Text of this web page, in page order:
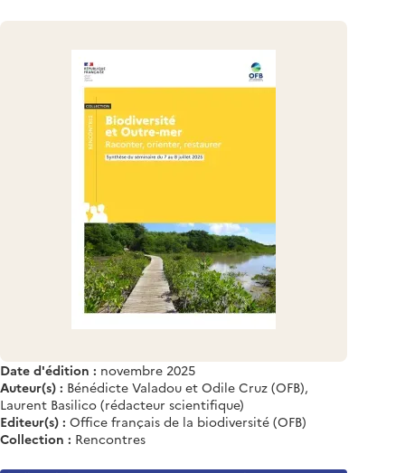
Date d'édition : novembre 2025
Auteur(s) : Bénédicte Valadou et Odile Cruz (OFB),
Laurent Basilico (rédacteur scientifique)
Editeur(s) : Office français de la biodiversité (OFB)
Collection : Rencontres